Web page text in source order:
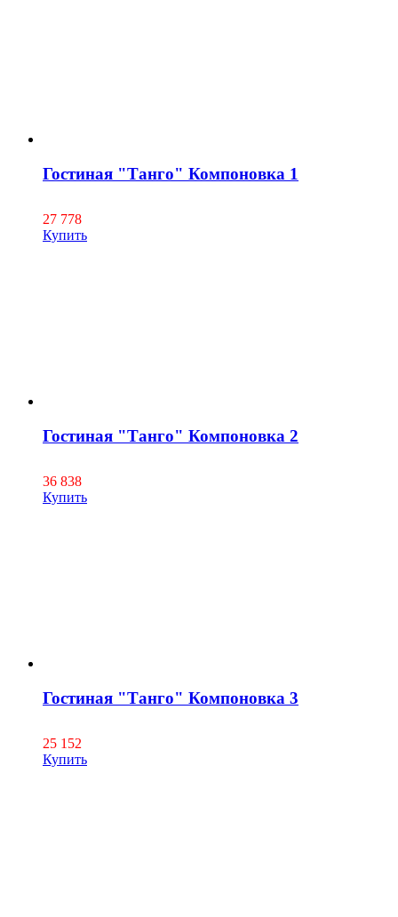
Гостиная "Танго" Компоновка 1
27 778
Купить
Гостиная "Танго" Компоновка 2
36 838
Купить
Гостиная "Танго" Компоновка 3
25 152
Купить